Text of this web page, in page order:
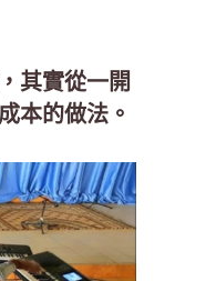
其實從一開
本的做法。